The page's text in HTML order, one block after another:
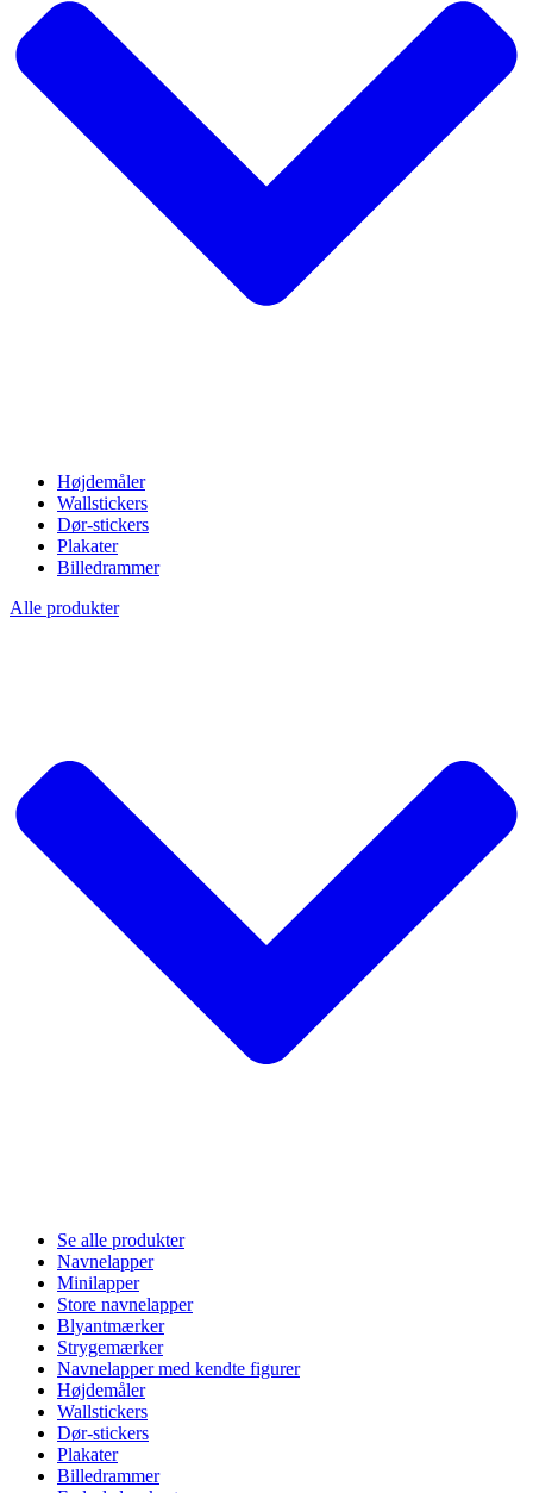
Højdemåler
Wallstickers
Dør-stickers
Plakater
Billedrammer
Alle produkter
Se alle produkter
Navnelapper
Minilapper
Store navnelapper
Blyantmærker
Strygemærker
Navnelapper med kendte figurer
Højdemåler
Wallstickers
Dør-stickers
Plakater
Billedrammer